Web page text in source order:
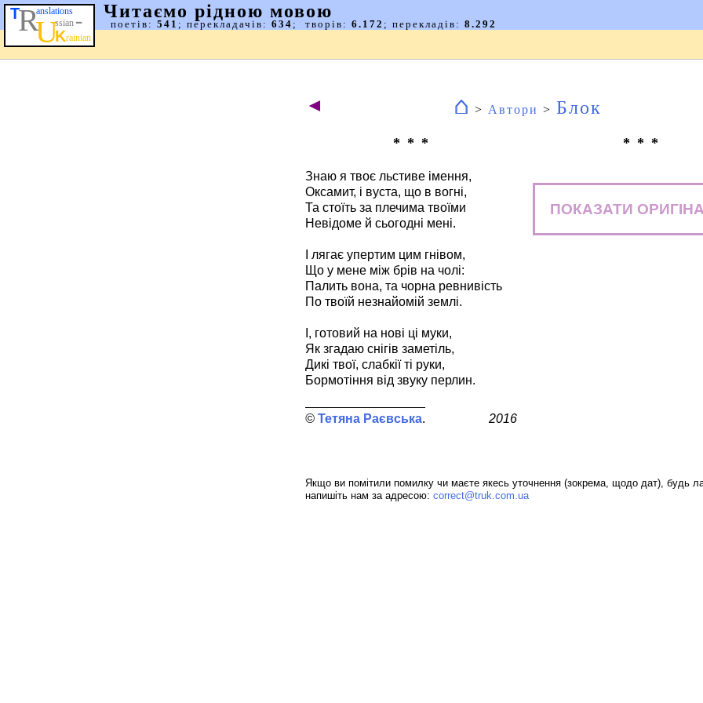
◄ ⌂ > Автори > Блок
* * *
Знаю я твоє льстиве імення,
Оксамит, і вуста, що в вогні,
Та стоїть за плечима твоїми
Невідоме й сьогодні мені.
І лягає упертим цим гнівом,
Що у мене між брів на чолі:
Палить вона, та чорна ревнивість
По твоїй незнайомій землі.
І, готовий на нові ці муки,
Як згадаю снігів заметіль,
Дикі твої, слабкії ті руки,
Бормотіння від звуку перлин.
Тетяна Раєвська 2016
* * *
ПОКАЗАТИ
Якщо ви помітили помилку чи маєте якесь уточнення (зокрема, щодо дат), будь
напишіть нам за адресою: correct@truk.com.ua